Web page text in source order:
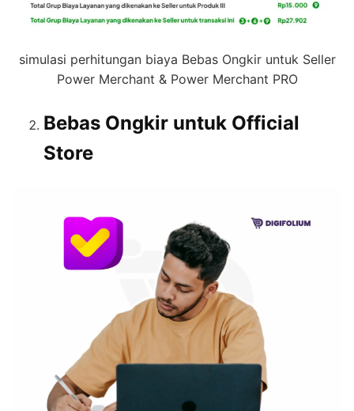
simulasi perhitungan biaya Bebas Ongkir untuk Seller
Power Merchant & Power Merchant PRO
Bebas Ongkir untuk Official
Store